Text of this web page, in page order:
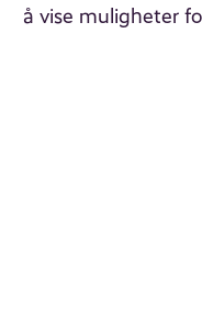
å vise muligheter